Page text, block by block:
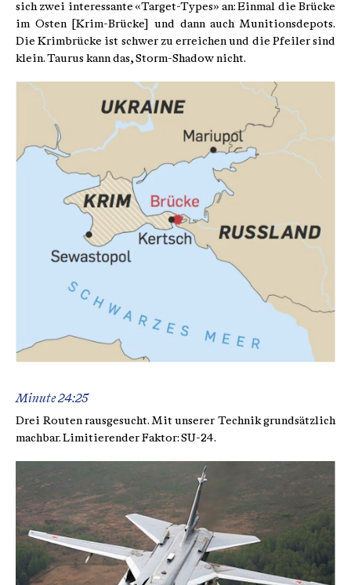
sich zwei interessante «Target-Types» an: Einmal die Brücke
im Osten [Krim-Brücke] und dann auch Munitionsdepots.
Die Krimbrücke ist schwer zu erreichen und die Pfeiler sind
klein. Taurus kann das, Storm-Shadow nicht.
Minute 24:25
Drei Routen rausgesucht. Mit unserer Technik grundsätzlich
machbar. Limitierender Faktor: SU-24.